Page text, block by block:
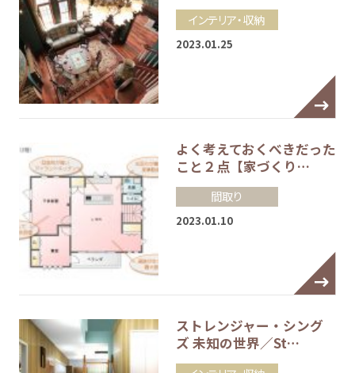
インテリア・収納
2023.01.25
よく考えておくべきだった
こと２点【家づくり…
間取り
2023.01.10
ストレンジャー・シング
ズ 未知の世界／St…